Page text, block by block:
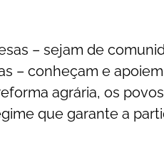
– sejam de
– conheçam e
agrária, os
que garante a